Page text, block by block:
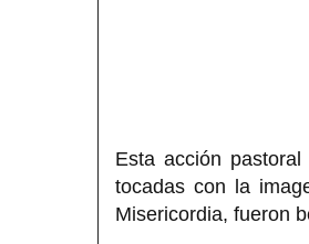
Esta acción
tocadas con la
Misericordia, fueron